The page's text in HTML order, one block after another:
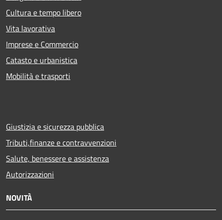
Cultura e tempo libero
Vita lavorativa
Imprese e Commercio
Catasto e urbanistica
Mobilità e trasporti
Giustizia e sicurezza pubblica
Tributi,finanze e contravvenzioni
Salute, benessere e assistenza
Autorizzazioni
NOVITÀ